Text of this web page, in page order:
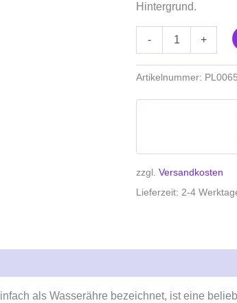
Hintergrund.
- +
Artikelnummer:
zzgl. Versandkosten
Lieferzeit: 2-4
als Wasserähre bezeichnet, ist eine